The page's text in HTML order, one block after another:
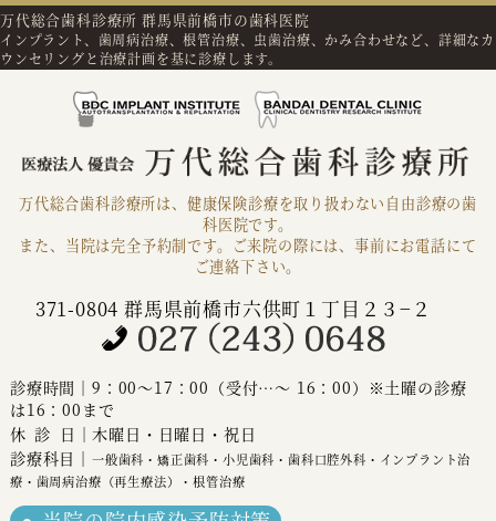
万代総合歯科診療所 群馬県前橋市の歯科医院
インプラント、歯周病治療、根管治療、虫歯治療、かみ合わせなど、詳細なカ
ウンセリングと治療計画を基に診療します。
万代総合歯科診療所は、健康保険診療を取り扱わない自由診療の歯
科医院です。
また、当院は完全予約制です。ご来院の際には、事前にお電話にて
ご連絡下さい。
371-0804 群馬県前橋市六供町１丁目２３−２
診療時間｜9：00～17：00（受付…～ 16：00）※土曜の診療
は16：00まで
休診 日｜木曜日・日曜日・祝日
診療科目｜ 一般歯科・矯正歯科・小児歯科・歯科口腔外科・インプラント治
療・歯周病治療（再生療法）・根管治療